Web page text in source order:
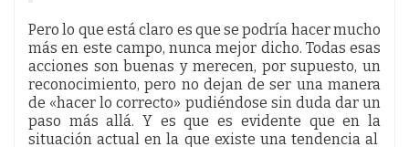
Pero lo que está claro es que se podría hacer mucho
más en este campo, nunca mejor dicho. Todas esas
acciones son buenas y merecen, por supuesto, un
reconocimiento, pero no dejan de ser una manera
de «hacer lo correcto» pudiéndose sin duda dar un
paso más allá. Y es que es evidente que en la
situación actual en la que existe una tendencia al